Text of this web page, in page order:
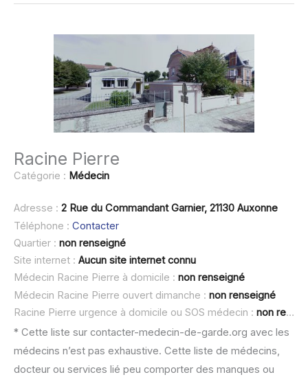
Racine Pierre
Catégorie : Médecin
Adresse : 2 Rue du Commandant Garnier, 21130 Auxonne
Téléphone : Contacter
Quartier : non renseigné
Site internet : Aucun site internet connu
Médecin Racine Pierre à domicile : non renseigné
Médecin Racine Pierre ouvert dimanche : non renseigné
Racine Pierre urgence à domicile ou SOS médecin : non renseigné
* Cette liste sur contacter-medecin-de-garde.org avec les
médecins n’est pas exhaustive. Cette liste de médecins,
docteur ou services lié peu comporter des manques ou